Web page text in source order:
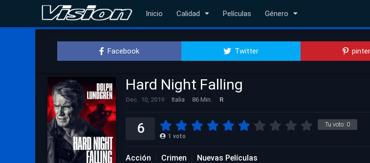
Inicio Calidad Películas Género
Facebook Twitter
Hard Night Falling
Dec. 10, 2019 Italia 86 Min. R
Tu voto: 0
6 1 voto
Acción Crimen Nuevas Películas